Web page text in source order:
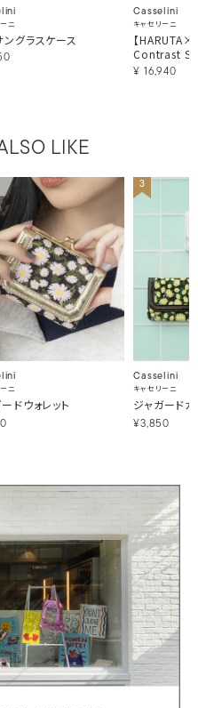
ニ
グラスケース
Casselini
キャセリーニ
【
Contrast
¥ 16,940
LIKE
ニ
ドウォレット
3
Casselini
キャセリーニ
ジャガード
¥3,850